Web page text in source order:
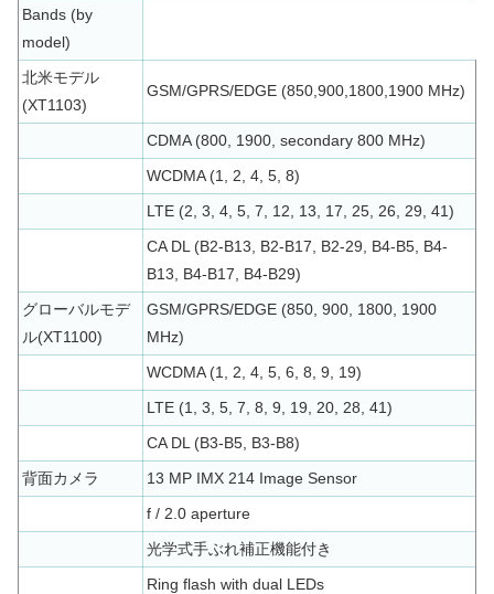
Bands (by
model)
北米モデル
(XT1103)
GSM/GPRS/EDGE (850,900,1800,1900 MHz)
CDMA (800, 1900, secondary 800 MHz)
WCDMA (1, 2, 4, 5, 8)
LTE (2, 3, 4, 5, 7, 12, 13, 17, 25, 26, 29, 41)
CA DL (B2-B13, B2-B17, B2-29, B4-B5, B4-
B13, B4-B17, B4-B29)
グローバルモデ
ル(XT1100)
GSM/GPRS/EDGE (850, 900, 1800, 1900
MHz)
WCDMA (1, 2, 4, 5, 6, 8, 9, 19)
LTE (1, 3, 5, 7, 8, 9, 19, 20, 28, 41)
CA DL (B3-B5, B3-B8)
背面カメラ
13 MP IMX 214 Image Sensor
f / 2.0 aperture
光学式手ぶれ補正機能付き
Ring flash with dual LEDs